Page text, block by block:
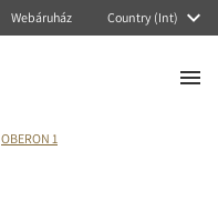
Webáruház Country (Int)
OBERON 1